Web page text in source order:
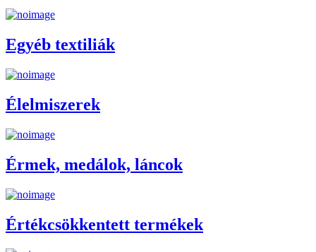
Egyéb textiliák
Élelmiszerek
Érmek, medálok, láncok
Értékcsökkentett termékek